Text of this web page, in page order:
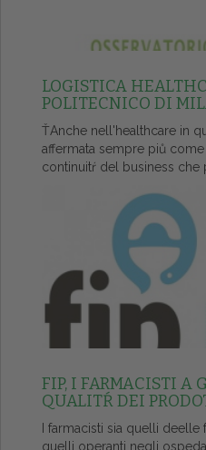
LOGISTICA
POLITECNICO DI
ŤAnche nell'healthcare in
affermata sempre piů
continuitŕ del business che
FIP, I FARMACISTI A
QUALITŔ DEI
I farmacisti sia quelli
quelli operanti negli